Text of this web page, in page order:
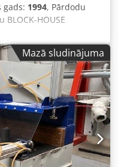
gads: 1994, Pārdodu
HOUSE
gads 1994. Iekļauts:
augšā un apakšā,
tapas urbšanas
automātiskā padeves
garums – 12 m. Ideāli
Pieejams uzreiz.
Mazā sludinājuma